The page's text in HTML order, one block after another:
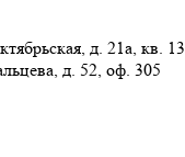
д. 21а, кв. 13
д. 52, оф. 305